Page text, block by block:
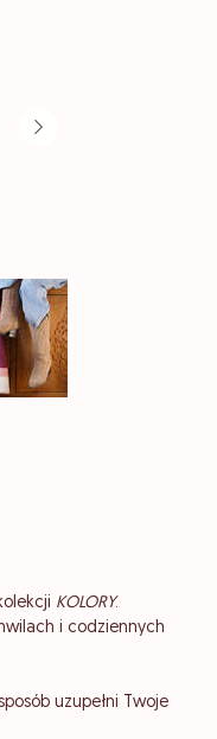
KOLORY.
i codziennych
uzupełni Twoje